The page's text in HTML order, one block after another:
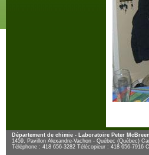
Département de chimie - Laboratoire Peter
1459, Pavillon Alexandre-Vachon - Québec (Québec)
Téléphone : 418 656-3282 Télécopieur : 418 656-7916